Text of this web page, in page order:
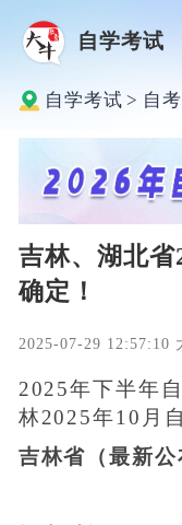
自学考试
自学考试 > 自
吉林、湖北省
确定！
2025-07-29 12:57:10
2025年下半年
林2025年10月
吉林省（最新公